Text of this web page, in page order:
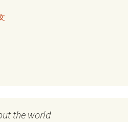
the world